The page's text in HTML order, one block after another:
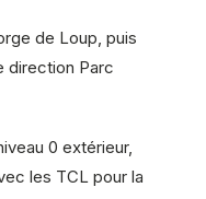
de Loup, puis
direction Parc
0 extérieur,
les TCL pour la